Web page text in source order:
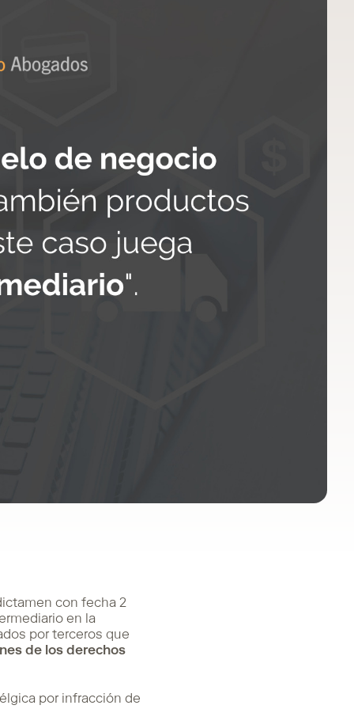
con fecha 2
en la
por terceros que
de los derechos
por infracción de